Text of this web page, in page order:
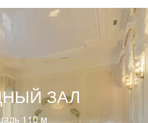
ЗАЛ
110 м